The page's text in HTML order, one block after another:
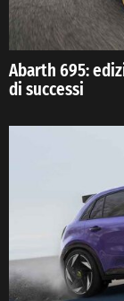
Abarth 695:
di successi